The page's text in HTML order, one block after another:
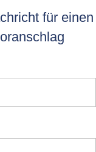
für einen